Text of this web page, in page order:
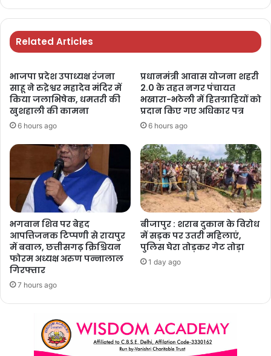
Related Articles
भाजपा प्रदेश उपाध्यक्ष रंजना
साहू ने रुद्रेश्वर महादेव मंदिर में
किया जलाभिषेक, धमतरी की
खुशहाली की कामना
6 hours ago
प्रधानमंत्री आवास योजना शहरी
2.0 के तहत नगर पंचायत
भखारा-भठेली में हितग्राहियों को
प्रदान किए गए अधिकार पत्र
6 hours ago
भगवान शिव पर बेहद
आपत्तिजनक टिप्पणी से रायपुर
में बवाल, छत्तीसगढ़ क्रिश्चियन
फोरम अध्यक्ष अरुण पन्नालाल
गिरफ्तार
7 hours ago
बीजापुर : शराब दुकान के विरोध
में सड़क पर उतरी महिलाएं,
पुलिस घेरा तोड़कर गेट तोड़ा
1 day ago